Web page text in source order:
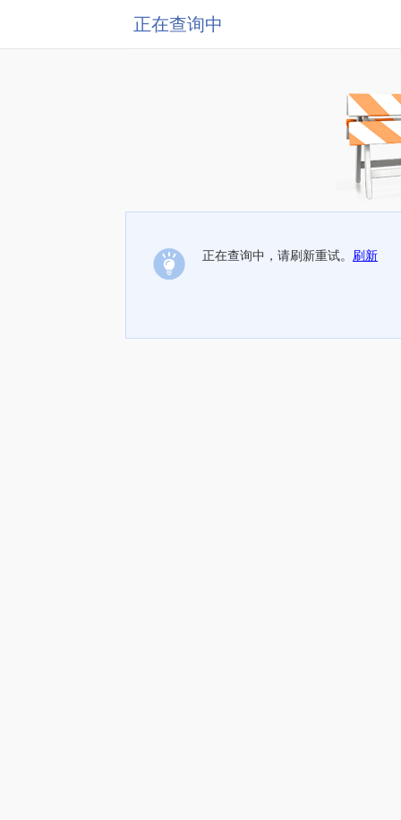
正在查询中
正在查询中，请刷新重试。 刷新